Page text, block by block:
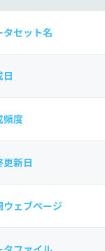
タセット名
日
頻度
更新日
ウェブページ